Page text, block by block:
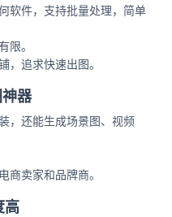
软件，支持批量处理，简单
限。
，追求快速出图。
器
，还能生成场景图、视频
商卖家和品牌商。
高